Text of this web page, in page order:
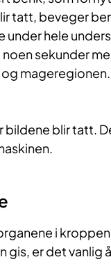
tatt, beveger
hele
sekunder
blir tatt.
i
er det vanlig